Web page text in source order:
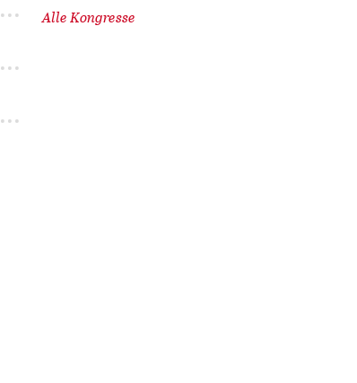
Alle Kongresse